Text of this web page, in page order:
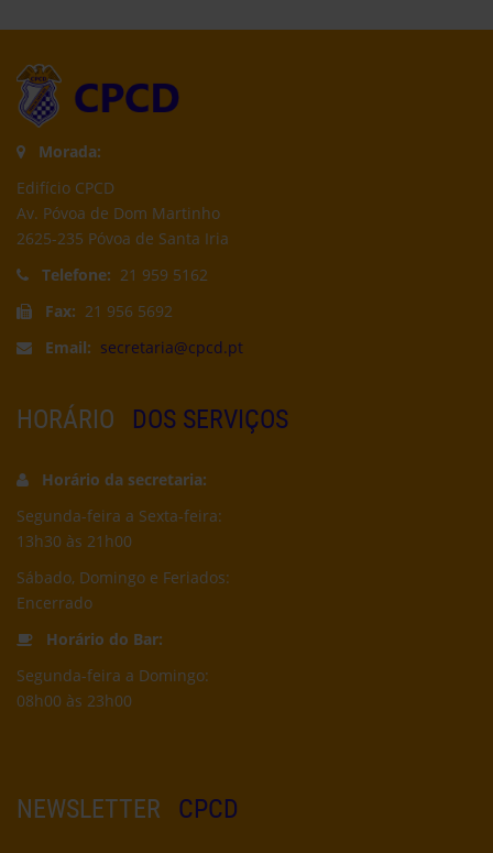
Morada:
Edifício CPCD
Av. Póvoa de Dom Martinho
2625-235 Póvoa de Santa Iria
Telefone: 21 959 5162
Fax: 21 956 5692
Email: secretaria@cpcd.pt
HORÁRIO DOS SERVIÇOS
Horário da secretaria:
Segunda-feira a Sexta-feira:
13h30 às 21h00
Sábado, Domingo e Feriados:
Encerrado
Horário do Bar:
Segunda-feira a Domingo:
08h00 às 23h00
NEWSLETTER CPCD